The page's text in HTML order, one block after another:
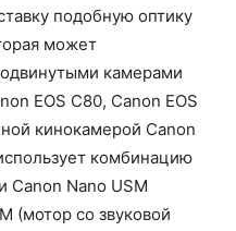
подобную оптику
может
камерами
EOS C80, Canon EOS
кинокамерой Canon
комбинацию
Canon Nano USM
(мотор со звуковой